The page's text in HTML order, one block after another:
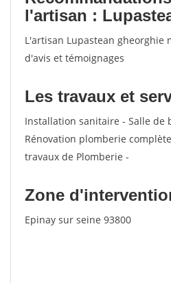
l'artisan :
L'artisan Lupastean gheorghie
d'avis et témoignages
Les travaux et
Installation sanitaire - Salle de
Rénovation plomberie
travaux de Plomberie -
Zone
Epinay sur seine 93800